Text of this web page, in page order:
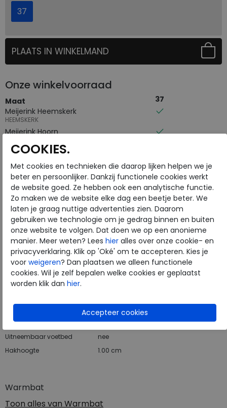
Warmbat
Toon alles van Warmbat
37
PLAATS IN WINKELMAND
Onze winkelvoorraad
Maat
37
Meijerink Heemskerk
HEEMSKERK
Meijerink Hoorn
Hulp nodig? bel: 0229 760 760
Gratis verzending binnen Nederland*
Voor 14:00 uur besteld = dezelfde werkdag verzonden*
Altijd retourneren, binnen 1 werkdag terugbetaald
Merk
Warmbat
Fabrikantcode
WLW321099-43
Bestelcode
Materiaal
Suede
Uitneembaar voetbed
nee
Hakhoogte
1.00 cm
COOKIES.
Met cookies en technieken die daarop lijken helpen we je
beter en persoonlijker. Dankzij functionele cookies werkt
de website goed. Ze hebben ook een analytische functie.
Zo maken we de website elke dag een beetje beter. We
laten je graag nuttige advertenties zien. Daarom
gebruiken we technologie om je gedrag binnen en buiten
onze website te volgen. Dat doen we op een anonieme
manier. Meer weten? Lees hier alles over onze cookie- en
privacyverklaring. Klik op 'Oké' om te accepteren. Kies je
voor weigeren? Dan plaatsen we alleen functionele
cookies. Wil je zelf bepalen welke cookies er geplaatst
worden klik dan hier.